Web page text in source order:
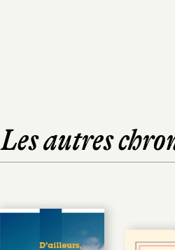
Les autres